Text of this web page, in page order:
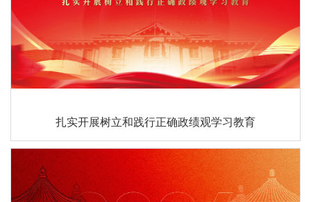
扎实开展树立和践行正确政绩观学习教育